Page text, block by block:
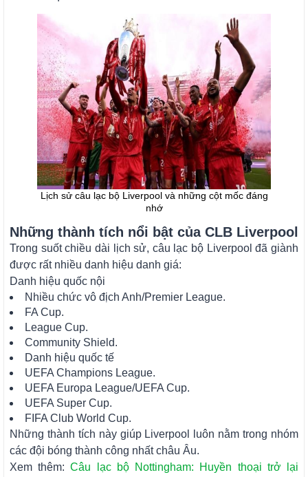
Lịch sử câu lạc bộ Liverpool và những cột mốc đáng
nhớ
Những thành tích nổi bật của CLB Liverpool
Trong suốt chiều dài lịch sử, câu lạc bộ Liverpool đã giành
được rất nhiều danh hiệu danh giá:
Danh hiệu quốc nội
Nhiều chức vô địch Anh/Premier League.
FA Cup.
League Cup.
Community Shield.
Danh hiệu quốc tế
UEFA Champions League.
UEFA Europa League/UEFA Cup.
UEFA Super Cup.
FIFA Club World Cup.
Những thành tích này giúp Liverpool luôn nằm trong nhóm
các đội bóng thành công nhất châu Âu.
Xem thêm:Câu lạc bộ Nottingham: Huyền thoại trở lại